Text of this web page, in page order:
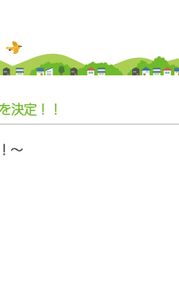
決定！！
～